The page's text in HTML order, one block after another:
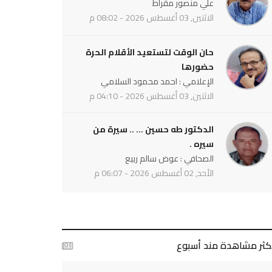
الاثنين, 03 أغسطس 2026 - 08:02 م
حان الوقت لتستعيد الأقلام الحرة
حضورها
الإعلامي : احمد محمود السلامي
الاثنين, 03 أغسطس 2026 - 04:10 م
الدكتور طه حسين ... .. سيرة من
سيره .
الصحافي : عوض سالم ربيع
الأحد, 02 أغسطس 2026 - 06:07 م
مشاهدة مند أسبوع